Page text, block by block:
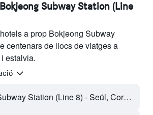
Subway Station (Line
a prop Bokjeong Subway
centenars de llocs de viatges a
estalvia.
Bokjeong Subway Station (Line 8) - Seül, Corea del Sud